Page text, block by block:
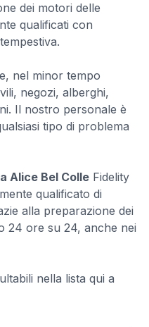
dei motori delle
qualificati con
nel minor tempo
negozi, alberghi,
Il nostro personale è
tipo di problema
Alice Bel Colle Fidelity
qualificato di
alla preparazione dei
24 ore su 24, anche nei
nella lista qui a